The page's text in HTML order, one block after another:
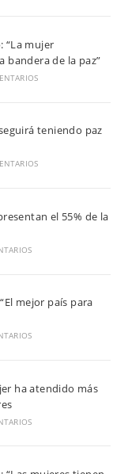
“La mujer
bandera de la paz”
teniendo paz
el 55% de la
mejor país para
ha atendido más